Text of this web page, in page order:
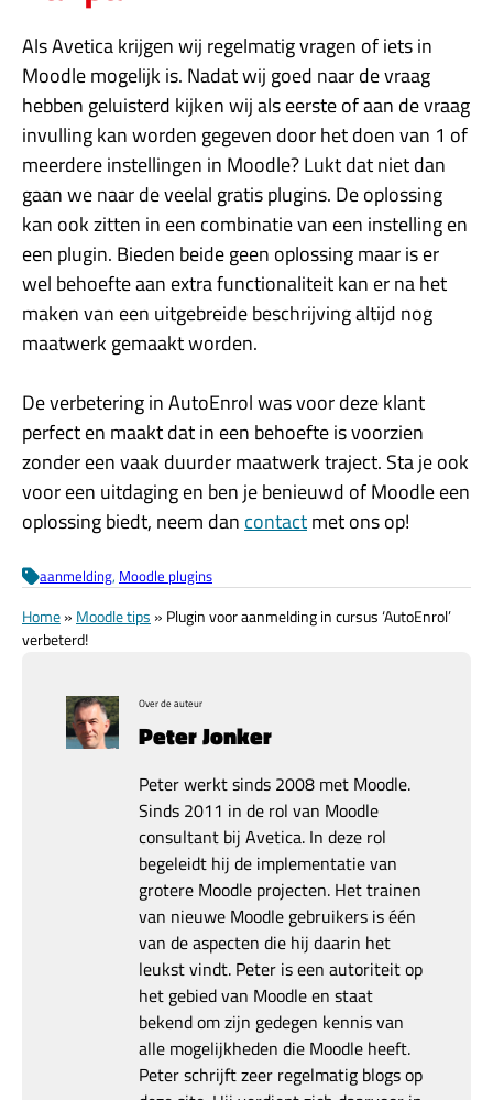
Als Avetica krijgen wij regelmatig vragen of iets in
Moodle mogelijk is. Nadat wij goed naar de vraag
hebben geluisterd kijken wij als eerste of aan de vraag
invulling kan worden gegeven door het doen van 1 of
meerdere instellingen in Moodle? Lukt dat niet dan
gaan we naar de veelal gratis plugins. De oplossing
kan ook zitten in een combinatie van een instelling en
een plugin. Bieden beide geen oplossing maar is er
wel behoefte aan extra functionaliteit kan er na het
maken van een uitgebreide beschrijving altijd nog
maatwerk gemaakt worden.
De verbetering in AutoEnrol was voor deze klant
perfect en maakt dat in een behoefte is voorzien
zonder een vaak duurder maatwerk traject. Sta je ook
voor een uitdaging en ben je benieuwd of Moodle een
oplossing biedt, neem dan contactmet ons op!
aanmelding, Moodle plugins
Home» Moodle tips » Plugin voor aanmelding in cursus ‘AutoEnrol’
verbeterd!
Over de auteur
Peter Jonker
Peter werkt sinds 2008 met Moodle.
Sinds 2011 in de rol van Moodle
consultant bij Avetica. In deze rol
begeleidt hij de implementatie van
grotere Moodle projecten. Het trainen
van nieuwe Moodle gebruikers is één
van de aspecten die hij daarin het
leukst vindt. Peter is een autoriteit op
het gebied van Moodle en staat
bekend om zijn gedegen kennis van
alle mogelijkheden die Moodle heeft.
Peter schrijft zeer regelmatig blogs op